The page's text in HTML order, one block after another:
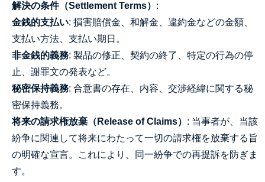
解決の条件（Settlement Terms） :
金銭的支払い: 損害賠償金、和解金、違約金などの金額、
支払い方法、支払い期日。
非金銭的義務: 製品の修正、契約の終了、特定の行為の停
止、謝罪文の発表など。
秘密保持義務: 合意書の存在、内容、交渉経緯に関する秘
密保持義務。
将来の請求権放棄（Release of Claims） : 当事者が、当該
紛争に関連して将来にわたって一切の請求権を放棄する旨
の明確な宣言。これにより、同一紛争での再提訴を防ぎま
す。